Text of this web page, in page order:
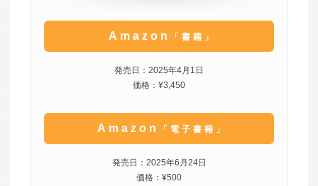
Amazon 「書籍」
発売日：2025年4月1日
価格：¥3,450
Amazon 「電子書籍」
発売日：2025年6月24日
価格：¥500